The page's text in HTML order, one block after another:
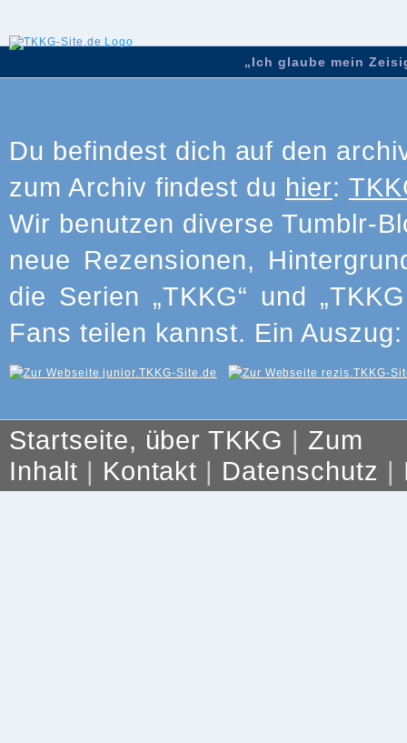
„Ich glaube mein
Du befindest dich auf den
zum Archiv findest du hier:
Wir benutzen diverse Tumblr-
neue Rezensionen,
die Serien „TKKG“ und
Fans teilen kannst. Ein Auszug:
Startseite, über TKKG | Zum
Inhalt | Kontakt | Datenschutz |